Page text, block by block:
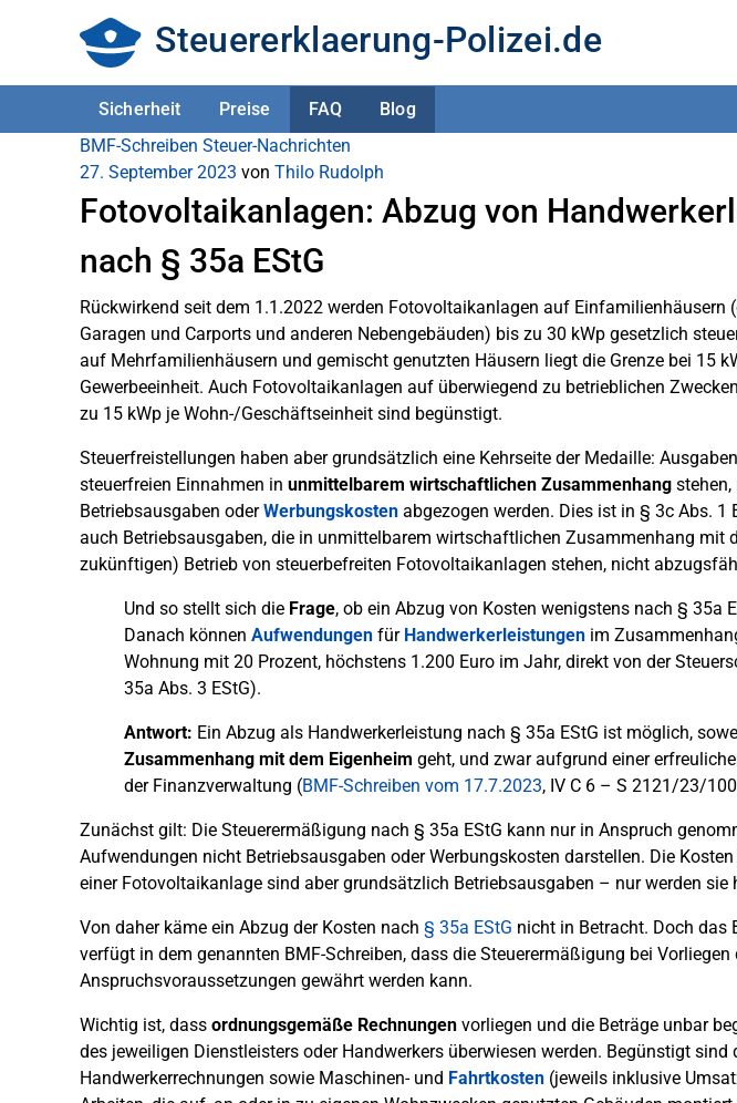
Steuererklaerung-Polizei.de
Sicherheit Preise FAQ Blog
BMF-Schreiben Steuer-Nachrichten
27. September 2023 von Thilo Rudolph
Fotovoltaikanlagen: Abzug von
nach § 35a EStG
Rückwirkend seit dem 1.1.2022 werden Fotovoltaikanlagen auf Einfamilienhäusern
Garagen und Carports und anderen Nebengebäuden) bis zu 30 kWp gesetzlich
auf Mehrfamilienhäusern und gemischt genutzten Häusern liegt die Grenze bei 15
Gewerbeeinheit. Auch Fotovoltaikanlagen auf überwiegend zu betrieblichen
zu 15 kWp je Wohn-/Geschäftseinheit sind begünstigt.
Steuerfreistellungen haben aber grundsätzlich eine Kehrseite der Medaille:
steuerfreien Einnahmen in unmittelbarem wirtschaftlichen Zusammenhang
Betriebsausgaben oderWerbungskosten abgezogen werden. Dies ist in § 3c Abs. 1
auch Betriebsausgaben, die in unmittelbarem wirtschaftlichen Zusammenhang mit
zukünftigen) Betrieb von steuerbefreiten Fotovoltaikanlagen stehen, nicht
Und so stellt sich die Frage, ob ein Abzug von Kosten wenigstens nach § 35a
Danach können Aufwendungen für Handwerkerleistungen im
Wohnung mit 20 Prozent, höchstens 1.200 Euro im Jahr, direkt von der
35a Abs. 3 EStG).
Antwort: Ein Abzug als Handwerkerleistung nach § 35a EStG ist möglich,
Zusammenhang mit dem Eigenheim geht, und zwar aufgrund einer
der Finanzverwaltung (BMF-Schreiben vom 17.7.2023, IV C 6 – S 2121/23/
Zunächst gilt: Die Steuerermäßigung nach § 35a EStG kann nur in Anspruch
Aufwendungen nicht Betriebsausgaben oder Werbungskosten darstellen. Die
einer Fotovoltaikanlage sind aber grundsätzlich Betriebsausgaben – nur werden
Von daher käme ein Abzug der Kosten nach § 35a EStG nicht in Betracht. Doch das
verfügt in dem genannten BMF-Schreiben, dass die Steuerermäßigung bei Vorliegen
Anspruchsvoraussetzungen gewährt werden kann.
Wichtig ist, dass ordnungsgemäße Rechnungen vorliegen und die Beträge unbar
des jeweiligen Dienstleisters oder Handwerkers überwiesen werden. Begünstigt sind
Handwerkerrechnungen sowie Maschinen- und Fahrtkosten (jeweils inklusive